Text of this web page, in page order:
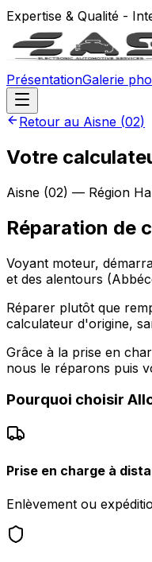
Expertise & Qualité -
PrésentationGalerie
Retour au Aisne (02)
Votre
Aisne (02) — Région
Réparation de
Voyant moteur,
et des alentours
Réparer plutôt que
calculateur d'origine,
Grâce à la prise en
nous le réparons puis
Pourquoi choisir
Prise en charge à
Enlèvement ou